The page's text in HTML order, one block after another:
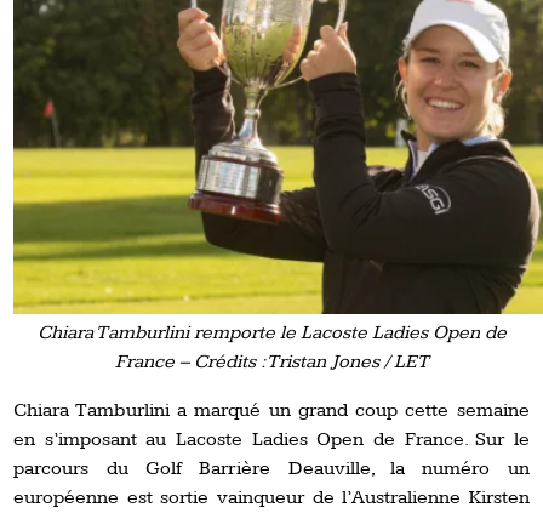
Chiara Tamburlini remporte le Lacoste Ladies Open de
France – Crédits : Tristan Jones / LET
Chiara Tamburlini a marqué un grand coup cette semaine
en s’imposant au Lacoste Ladies Open de France. Sur le
parcours du Golf Barrière Deauville, la numéro un
européenne est sortie vainqueur de l’Australienne Kirsten